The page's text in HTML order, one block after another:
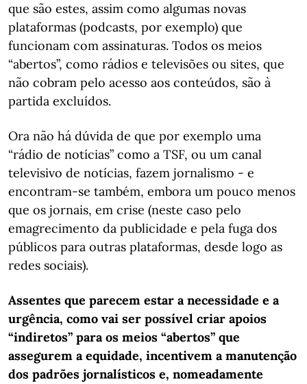
que são estes, assim como algumas novas
plataformas (podcasts, por exemplo) que
funcionam com assinaturas. Todos os meios
“abertos”, como rádios e televisões ou sites, que
não cobram pelo acesso aos conteúdos, são à
partida excluídos.
Ora não há dúvida de que por exemplo uma
“rádio de notícias” como a TSF, ou um canal
televisivo de notícias, fazem jornalismo - e
encontram-se também, embora um pouco menos
que os jornais, em crise (neste caso pelo
emagrecimento da publicidade e pela fuga dos
públicos para outras plataformas, desde logo as
redes sociais).
Assentes que parecem estar a necessidade e a
urgência, como vai ser possível criar apoios
“indiretos” para os meios “abertos” que
assegurem a equidade, incentivem a manutenção
dos padrões jornalísticos e, nomeadamente